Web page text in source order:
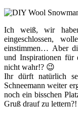
Ich weiß, wir
eingeschlossen,
einstimmen… Aber
und Inspirationen für
nicht wahr!? 😉
Ihr dürft natürlich
Schneemann weiter
noch ein bisschen
Gruß drauf zu